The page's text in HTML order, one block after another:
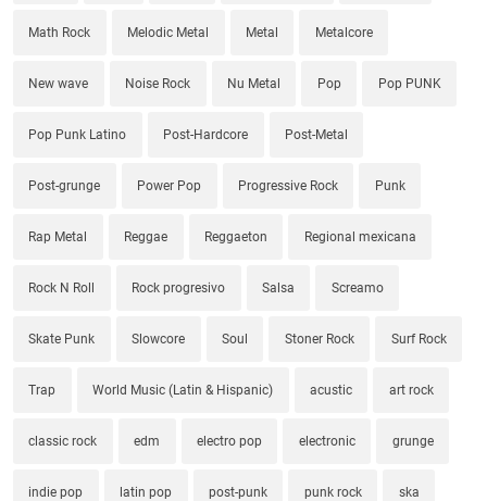
Math Rock Melodic Metal Metal Metalcore
New wave Noise Rock Nu Metal Pop Pop PUNK
Pop Punk Latino Post-Hardcore Post-Metal
Post-grunge Power Pop Progressive Rock Punk
Rap Metal Reggae Reggaeton Regional mexicana
Rock N Roll Rock progresivo Salsa Screamo
Skate Punk Slowcore Soul Stoner Rock Surf Rock
Trap World Music (Latin & Hispanic) acustic art rock
classic rock edm electro pop electronic grunge
indie pop latin pop post-punk punk rock ska